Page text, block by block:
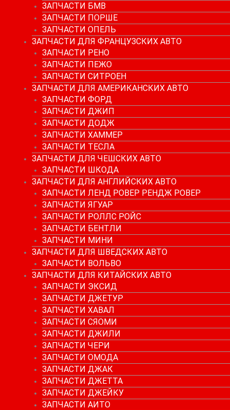
ЗАПЧАСТИ БМВ
ЗАПЧАСТИ ПОРШЕ
ЗАПЧАСТИ ОПЕЛЬ
ЗАПЧАСТИ ДЛЯ ФРАНЦУЗСКИХ АВТО
ЗАПЧАСТИ РЕНО
ЗАПЧАСТИ ПЕЖО
ЗАПЧАСТИ СИТРОЕН
ЗАПЧАСТИ ДЛЯ АМЕРИКАНСКИХ АВТО
ЗАПЧАСТИ ФОРД
ЗАПЧАСТИ ДЖИП
ЗАПЧАСТИ ДОДЖ
ЗАПЧАСТИ ХАММЕР
ЗАПЧАСТИ ТЕСЛА
ЗАПЧАСТИ ДЛЯ ЧЕШСКИХ АВТО
ЗАПЧАСТИ ШКОДА
ЗАПЧАСТИ ДЛЯ АНГЛИЙСКИХ АВТО
ЗАПЧАСТИ ЛЕНД РОВЕР РЕНДЖ РОВЕР
ЗАПЧАСТИ ЯГУАР
ЗАПЧАСТИ РОЛЛС РОЙС
ЗАПЧАСТИ БЕНТЛИ
ЗАПЧАСТИ МИНИ
ЗАПЧАСТИ ДЛЯ ШВЕДСКИХ АВТО
ЗАПЧАСТИ ВОЛЬВО
ЗАПЧАСТИ ДЛЯ КИТАЙСКИХ АВТО
ЗАПЧАСТИ ЭКСИД
ЗАПЧАСТИ ДЖЕТУР
ЗАПЧАСТИ ХАВАЛ
ЗАПЧАСТИ СЯОМИ
ЗАПЧАСТИ ДЖИЛИ
ЗАПЧАСТИ ЧЕРИ
ЗАПЧАСТИ ОМОДА
ЗАПЧАСТИ ДЖАК
ЗАПЧАСТИ ДЖЕТТА
ЗАПЧАСТИ ДЖЕЙКУ
ЗАПЧАСТИ АИТО